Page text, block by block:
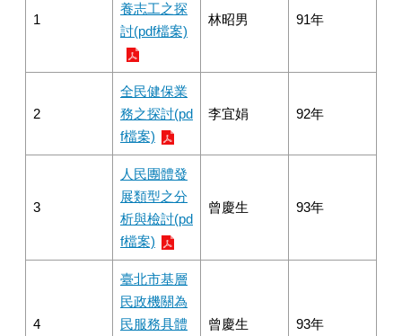
1
養志工之探
討(pdf檔案)
林昭男 91年
2
全民健保業
務之探討(pd
f檔案)
李宜娟 92年
3
人民團體發
展類型之分
析與檢討(pd
f檔案)
曾慶生 93年
4
臺北市基層
民政機關為
民服務具體
曾慶生 93年